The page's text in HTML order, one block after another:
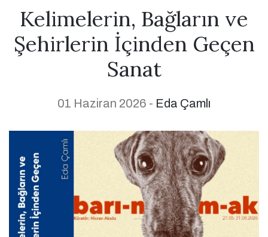
Kelimelerin, Bağların ve
Şehirlerin İçinden Geçen
Sanat
01 Haziran 2026 - Eda Çamlı